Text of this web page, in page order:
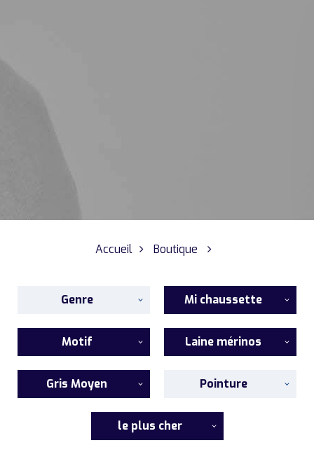
Accueil Boutique
Genre Mi chaussette
Motif Laine mérinos
Gris Moyen Pointure
le plus cher